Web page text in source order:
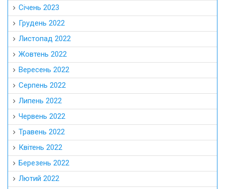
Січень 2023
Грудень 2022
Листопад 2022
Жовтень 2022
Вересень 2022
Серпень 2022
Липень 2022
Червень 2022
Травень 2022
Квітень 2022
Березень 2022
Лютий 2022